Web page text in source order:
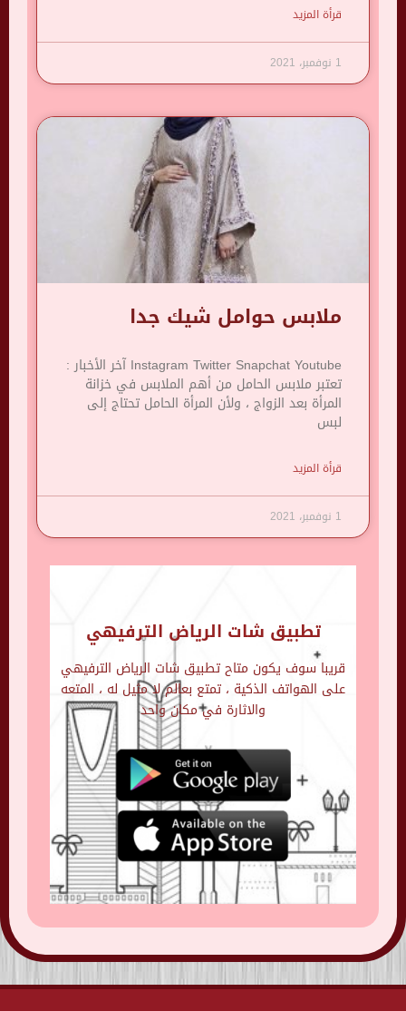
قرأة المزيد
1 نوفمبر، 2021
ملابس حوامل شيك جدا
Instagram Twitter Snapchat Youtube آخر الأخبار :
تعتبر ملابس الحامل من أهم الملابس في خزانة
المرأة بعد الزواج ، ولأن المرأة الحامل تحتاج إلى
لبس
قرأة المزيد
1 نوفمبر، 2021
تطبيق شات الرياض الترفيهي
قريبا سوف يكون متاح تطبيق شات الرياض الترفيهي
على الهواتف الذكية ، تمتع بعالم لا مثيل له ، المتعه
والاثارة في مكان واحد